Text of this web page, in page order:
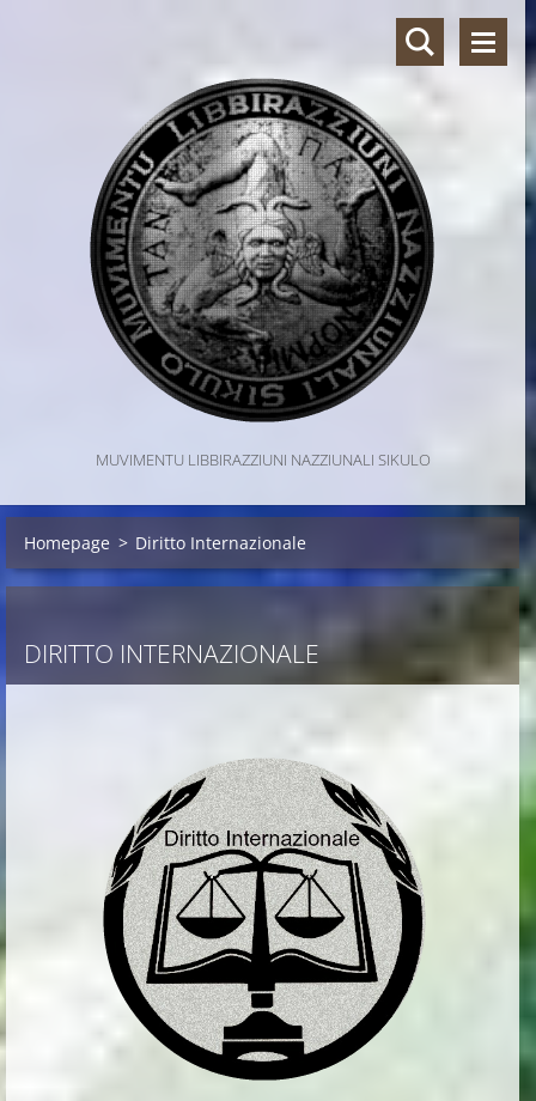
MUVIMENTU LIBBIRAZZIUNI NAZZIUNALI SIKULO
Homepage > Diritto Internazionale
DIRITTO INTERNAZIONALE